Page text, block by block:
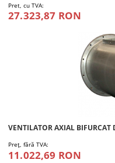
Pret, cu TVA:
27.323,87 RON
VENTILATOR AXIAL BIFURCAT
Preţ, fără TVA:
11.022,69 RON